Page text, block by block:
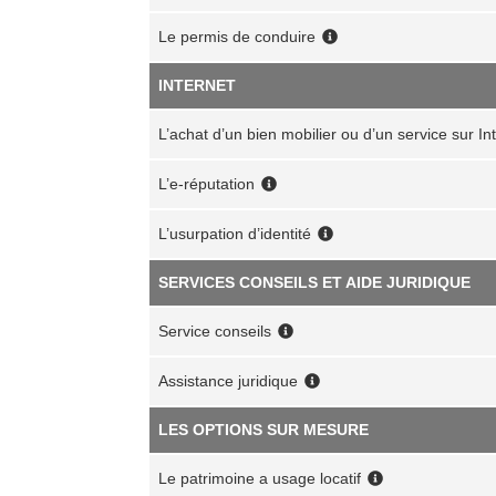
Le permis de conduire
INTERNET
L’achat d’un bien mobilier ou d’un service sur
L’e-réputation
L’usurpation d’identité
SERVICES CONSEILS ET AIDE JURIDIQUE
Service conseils
Assistance juridique
LES OPTIONS SUR MESURE
Le patrimoine a usage locatif